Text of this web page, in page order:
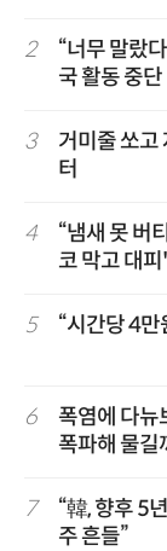
2
“너무 말랐
국 활동 중단
3
거미줄 쏘
터
4
“냄새 못 버
코 막고 대피'
5 “시간당 4
6
폭염에 다
폭파해 물길
7
“韓, 향후 5
주 흔들”